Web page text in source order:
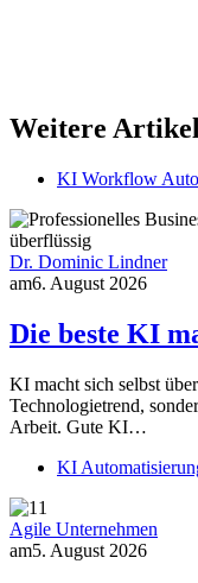
Weitere
KI Workflow
Dr. Dominic Lindner
am6. August 2026
Die beste KI
KI macht sich selbst
Technologietrend,
Arbeit. Gute KI…
KI
Agile Unternehmen
am5. August 2026